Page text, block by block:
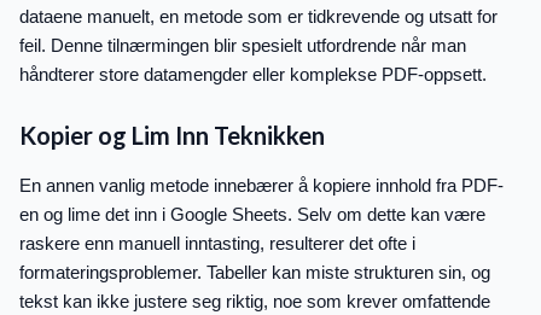
dataene manuelt, en metode som er tidkrevende og utsatt for
feil. Denne tilnærmingen blir spesielt utfordrende når man
håndterer store datamengder eller komplekse PDF-oppsett.
Kopier og Lim Inn Teknikken
En annen vanlig metode innebærer å kopiere innhold fra PDF-
en og lime det inn i Google Sheets. Selv om dette kan være
raskere enn manuell inntasting, resulterer det ofte i
formateringsproblemer. Tabeller kan miste strukturen sin, og
tekst kan ikke justere seg riktig, noe som krever omfattende